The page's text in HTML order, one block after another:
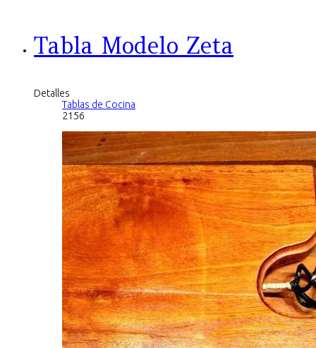
Tabla Modelo Zeta
Detalles
Tablas de Cocina
2156